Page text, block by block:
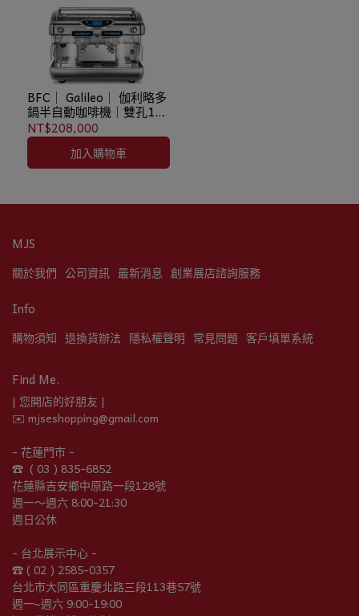
BFC｜ Galileo｜ 伽利略多
鍋半自動咖啡機｜雙孔11L
｜雙孔14L
NT$208,000
加入購物車
MJS
關於我們 公司資訊 最新消息 創業展店諮詢服務
Info
購物須知 退換貨辦法 隱私權聲明 常見問題 客戶填單系統
Find Me.
| 您開店的好朋友 |
✉️ mjseshopping@gmail.com
- 花蓮門市 -
☎︎  ( 03 ) 835-6852
花蓮縣吉安鄉中原路一段128號
週一～週六 8:00-21:30
週日公休
- 台北展示中心 -
☎︎ ( 02 ) 2585-0357
台北市大同區重慶北路三段113巷57號
週一~週六 9:00-19:00